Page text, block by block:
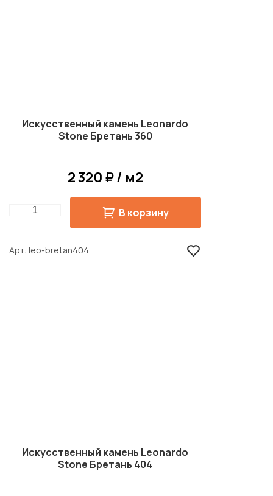
Искусственный камень Leonardo
Stone Бретань 360
2 320 ₽ / м2
Quantity В корзину
Арт leo-bretan404
Искусственный камень Leonardo
Stone Бретань 404